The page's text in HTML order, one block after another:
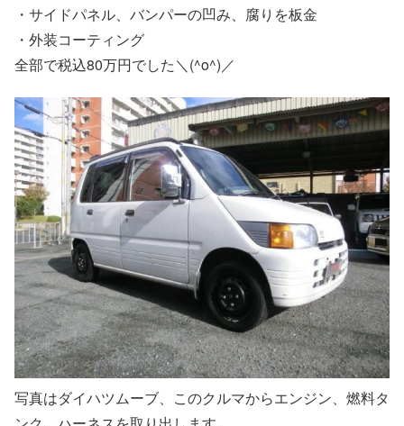
・サイドパネル、バンパーの凹み、腐りを板金
・外装コーティング
全部で税込80万円でした＼(^o^)／
写真はダイハツムーブ、このクルマからエンジン、燃料タ